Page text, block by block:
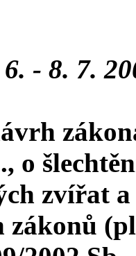
- 8. 7.
o
zvířat
zákonů